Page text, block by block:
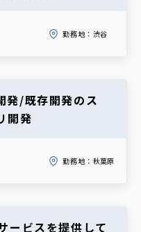
勤務地： 渋谷
発/既存開発のス
開発
勤務地： 秋葉原
ービスを提供して